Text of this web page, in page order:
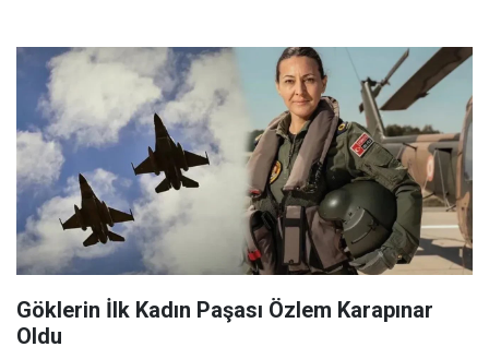
Göklerin İlk Kadın Paşası Özlem Karapınar
Oldu